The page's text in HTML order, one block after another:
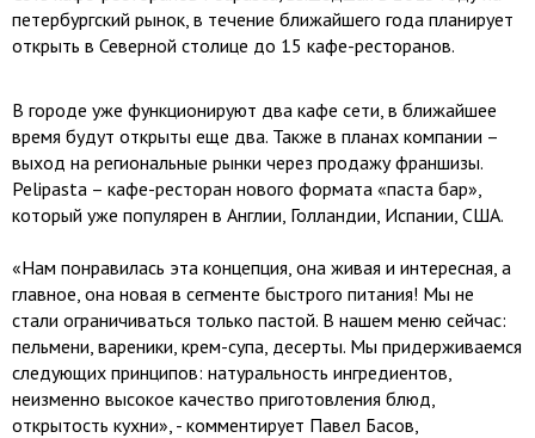
петербургский рынок, в течение ближайшего года планирует
открыть в Северной столице до 15 кафе-ресторанов.
В городе уже функционируют два кафе сети, в ближайшее
время будут открыты еще два. Также в планах компании –
выход на региональные рынки через продажу франшизы.
Pelipasta – кафе-ресторан нового формата «паста бар»,
который уже популярен в Англии, Голландии, Испании, США.
«Нам понравилась эта концепция, она живая и интересная, а
главное, она новая в сегменте быстрого питания! Мы не
стали ограничиваться только пастой. В нашем меню сейчас:
пельмени, вареники, крем-супа, десерты. Мы придерживаемся
следующих принципов: натуральность ингредиентов,
неизменно высокое качество приготовления блюд,
открытость кухни», - комментирует Павел Басов,